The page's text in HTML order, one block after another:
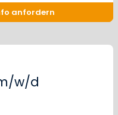
anfordern
w/d